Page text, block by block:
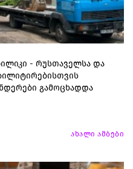
- რუსთაველსა და
გამოცხადდა
ახალი ამბები